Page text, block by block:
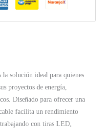
solución ideal para quienes
proyectos de energía,
Diseñado para ofrecer una
facilita un rendimiento
con tiras LED,